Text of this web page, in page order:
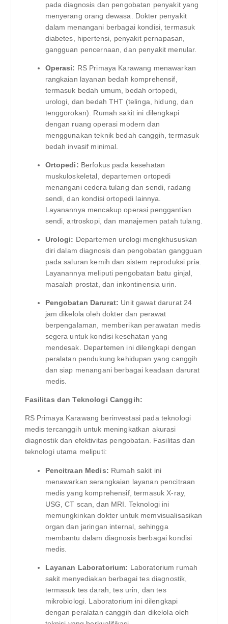
pada diagnosis dan pengobatan penyakit yang
menyerang orang dewasa. Dokter penyakit
dalam menangani berbagai kondisi, termasuk
diabetes, hipertensi, penyakit pernapasan,
gangguan pencernaan, dan penyakit menular.
Operasi: RS Primaya Karawang menawarkan
rangkaian layanan bedah komprehensif,
termasuk bedah umum, bedah ortopedi,
urologi, dan bedah THT (telinga, hidung, dan
tenggorokan). Rumah sakit ini dilengkapi
dengan ruang operasi modern dan
menggunakan teknik bedah canggih, termasuk
bedah invasif minimal.
Ortopedi: Berfokus pada kesehatan
muskuloskeletal, departemen ortopedi
menangani cedera tulang dan sendi, radang
sendi, dan kondisi ortopedi lainnya.
Layanannya mencakup operasi penggantian
sendi, artroskopi, dan manajemen patah tulang.
Urologi: Departemen urologi mengkhususkan
diri dalam diagnosis dan pengobatan gangguan
pada saluran kemih dan sistem reproduksi pria.
Layanannya meliputi pengobatan batu ginjal,
masalah prostat, dan inkontinensia urin.
Pengobatan Darurat: Unit gawat darurat 24
jam dikelola oleh dokter dan perawat
berpengalaman, memberikan perawatan medis
segera untuk kondisi kesehatan yang
mendesak. Departemen ini dilengkapi dengan
peralatan pendukung kehidupan yang canggih
dan siap menangani berbagai keadaan darurat
medis.
Fasilitas dan Teknologi Canggih:
RS Primaya Karawang berinvestasi pada teknologi
medis tercanggih untuk meningkatkan akurasi
diagnostik dan efektivitas pengobatan. Fasilitas dan
teknologi utama meliputi:
Pencitraan Medis: Rumah sakit ini
menawarkan serangkaian layanan pencitraan
medis yang komprehensif, termasuk X-ray,
USG, CT scan, dan MRI. Teknologi ini
memungkinkan dokter untuk memvisualisasikan
organ dan jaringan internal, sehingga
membantu dalam diagnosis berbagai kondisi
medis.
Layanan Laboratorium: Laboratorium rumah
sakit menyediakan berbagai tes diagnostik,
termasuk tes darah, tes urin, dan tes
mikrobiologi. Laboratorium ini dilengkapi
dengan peralatan canggih dan dikelola oleh